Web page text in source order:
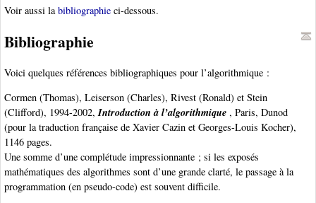
Voir aussi la bibliographie ci-dessous.
Bibliographie
Voici quelques références bibliographiques pour l’algorithmique :
Cormen (Thomas), Leiserson (Charles), Rivest (Ronald) et Stein
(Clifford), 1994-2002,Introduction à l’algorithmique , Paris, Dunod
(pour la traduction française de Xavier Cazin et Georges-Louis Kocher),
1146 pages.
Une somme d’une complétude impressionnante ; si les exposés
mathématiques des algorithmes sont d’une grande clarté, le passage à la
programmation (en pseudo-code) est souvent difficile.